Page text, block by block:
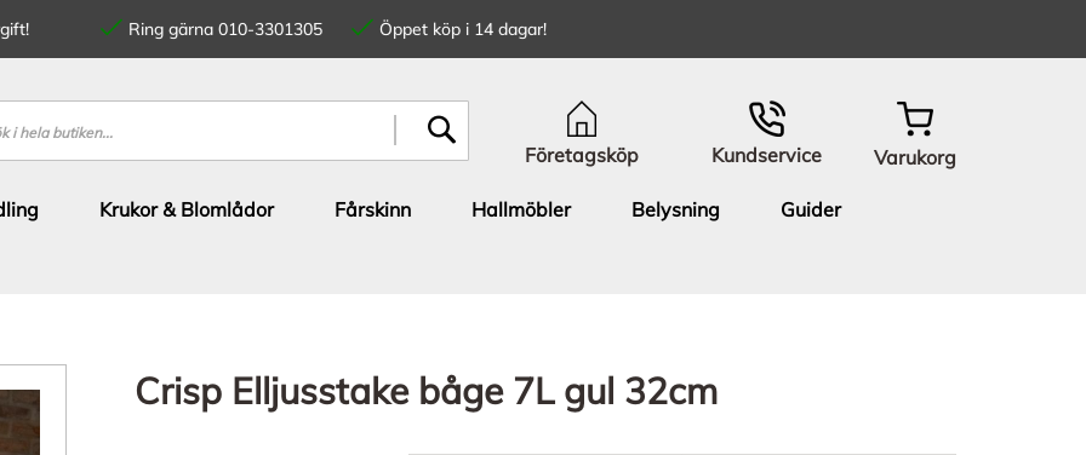
Ring gärna 010-3301305
Öppet köp i 14 dagar!
Företagsköp Kundservice Varukorg
Krukor & Blomlådor Fårskinn Hallmöbler Belysning
Guider
Crisp Elljusstake båge 7L gul 32cm